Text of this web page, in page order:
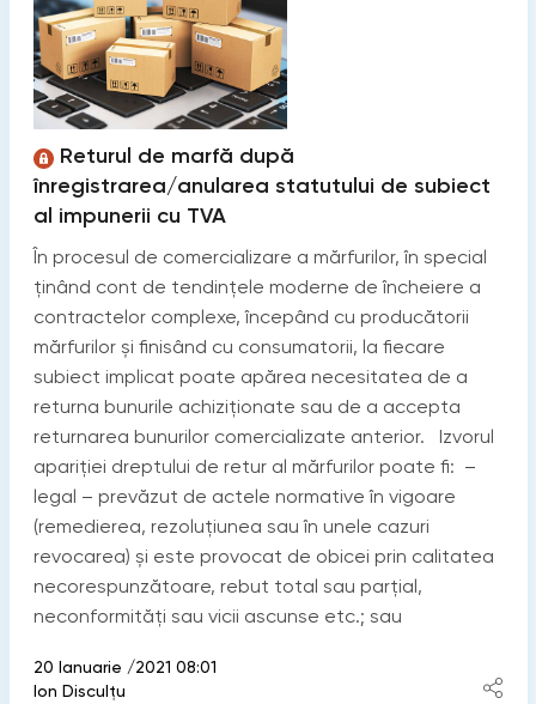
Returul de marfă după
înregistrarea/anularea statutului de subiect
al impunerii cu TVA
În procesul de comercializare a mărfurilor, în special
ținând cont de tendințele moderne de încheiere a
contractelor complexe, începând cu producătorii
mărfurilor și finisând cu consumatorii, la fiecare
subiect implicat poate apărea necesitatea de a
returna bunurile achiziționate sau de a accepta
returnarea bunurilor comercializate anterior. Izvorul
apariției dreptului de retur al mărfurilor poate fi: –
legal – prevăzut de actele normative în vigoare
(remedierea, rezoluțiunea sau în unele cazuri
revocarea) și este provocat de obicei prin calitatea
necorespunzătoare, rebut total sau parțial,
neconformități sau vicii ascunse etc.; sau
20 Ianuarie /2021 08:01
Ion Disculțu